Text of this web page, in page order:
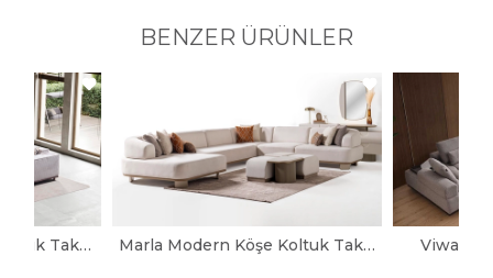
BENZER ÜRÜNLER
Noya Modern Köşe Koltuk Takımı Marla Modern Köşe Koltuk Takımı Viwax